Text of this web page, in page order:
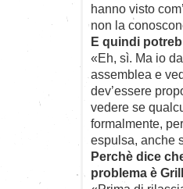
hanno visto
non la
E quindi
«Eh, sì. Ma io
assemblea e
dev’essere
vedere se
formalmente,
espulsa, anche
Perchè dice
problema è